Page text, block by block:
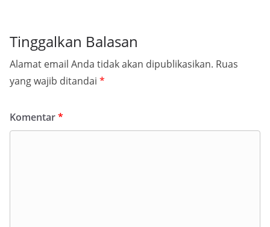
Tinggalkan Balasan
Alamat email Anda tidak akan dipublikasikan. Ruas
yang wajib ditandai *
Komentar*